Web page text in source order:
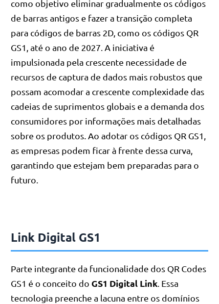
como objetivo eliminar gradualmente os códigos
de barras antigos e fazer a transição completa
para códigos de barras 2D, como os códigos QR
GS1, até o ano de 2027. A iniciativa é
impulsionada pela crescente necessidade de
recursos de captura de dados mais robustos que
possam acomodar a crescente complexidade das
cadeias de suprimentos globais e a demanda dos
consumidores por informações mais detalhadas
sobre os produtos. Ao adotar os códigos QR GS1,
as empresas podem ficar à frente dessa curva,
garantindo que estejam bem preparadas para o
futuro.
Link Digital GS1
Parte integrante da funcionalidade dos QR Codes
GS1 é o conceito do GS1 Digital Link. Essa
tecnologia preenche a lacuna entre os domínios